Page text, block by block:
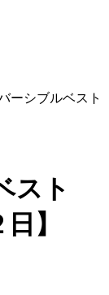
ーシブルベスト
スト
】